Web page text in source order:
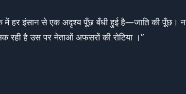
हर इंसान से एक अदृश्य पूँछ बँधी हुई है—जाति की पूँछ। न
रही है उस पर नेताओं अफसरों की रोटिया ।”